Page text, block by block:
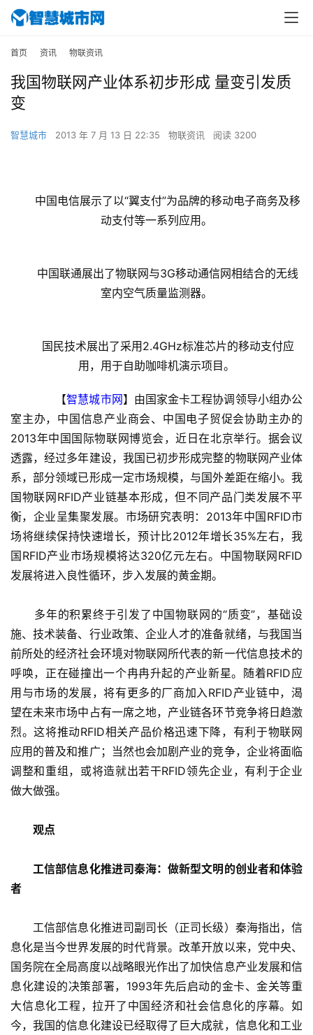
首页 资讯 物联资讯
我国物联网产业体系初步形成 量变引发质
变
智慧城市 2013 年 7 月 13 日 22:35 物联资讯 阅读 3200
中国电信展示了以“翼支付”为品牌的移动电子商务及移
动支付等一系列应用。
中国联通展出了物联网与3G移动通信网相结合的无线
室内空气质量监测器。
国民技术展出了采用2.4GHz标准芯片的移动支付应
用，用于自助咖啡机演示项目。
【智慧城市网】由国家金卡工程协调领导小组办公
室主办，中国信息产业商会、中国电子贸促会协助主办的
2013年中国国际物联网博览会，近日在北京举行。据会议
透露，经过多年建设，我国已初步形成完整的物联网产业体
系，部分领域已形成一定市场规模，与国外差距在缩小。我
国物联网RFID产业链基本形成，但不同产品门类发展不平
衡，企业呈集聚发展。市场研究表明：2013年中国RFID市
场将继续保持快速增长，预计比2012年增长35%左右，我
国RFID产业市场规模将达320亿元左右。中国物联网RFID
发展将进入良性循环，步入发展的黄金期。
多年的积累终于引发了中国物联网的“质变”，基础设
施、技术装备、行业政策、企业人才的准备就绪，与我国当
前所处的经济社会环境对物联网所代表的新一代信息技术的
呼唤，正在碰撞出一个冉冉升起的产业新星。随着RFID应
用与市场的发展，将有更多的厂商加入RFID产业链中，渴
望在未来市场中占有一席之地，产业链各环节竞争将日趋激
烈。这将推动RFID相关产品价格迅速下降，有利于物联网
应用的普及和推广；当然也会加剧产业的竞争，企业将面临
调整和重组，或将造就出若干RFID领先企业，有利于企业
做大做强。
观点
工信部信息化推进司秦海：做新型文明的创业者和体验
者
工信部信息化推进司副司长（正司长级）秦海指出，信
息化是当今世界发展的时代背景。改革开放以来，党中央、
国务院在全局高度以战略眼光作出了加快信息产业发展和信
息化建设的决策部署，1993年先后启动的金卡、金关等重
大信息化工程，拉开了中国经济和社会信息化的序幕。如
今，我国的信息化建设已经取得了巨大成就，信息化和工业